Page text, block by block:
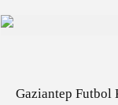
Gaziantep Futbol